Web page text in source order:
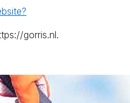
gorris.nl.